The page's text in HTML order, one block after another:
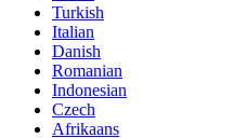
Turkish
Italian
Danish
Romanian
Indonesian
Czech
Afrikaans